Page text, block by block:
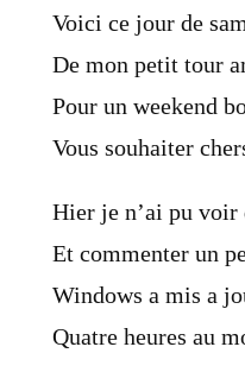
Voici ce jour de
De mon petit tour
Pour un weekend
Vous souhaiter
Hier je n’ai pu voir
Et commenter un
Windows a mis a
Quatre heures au